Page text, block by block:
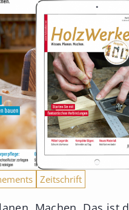
Zeitschrift